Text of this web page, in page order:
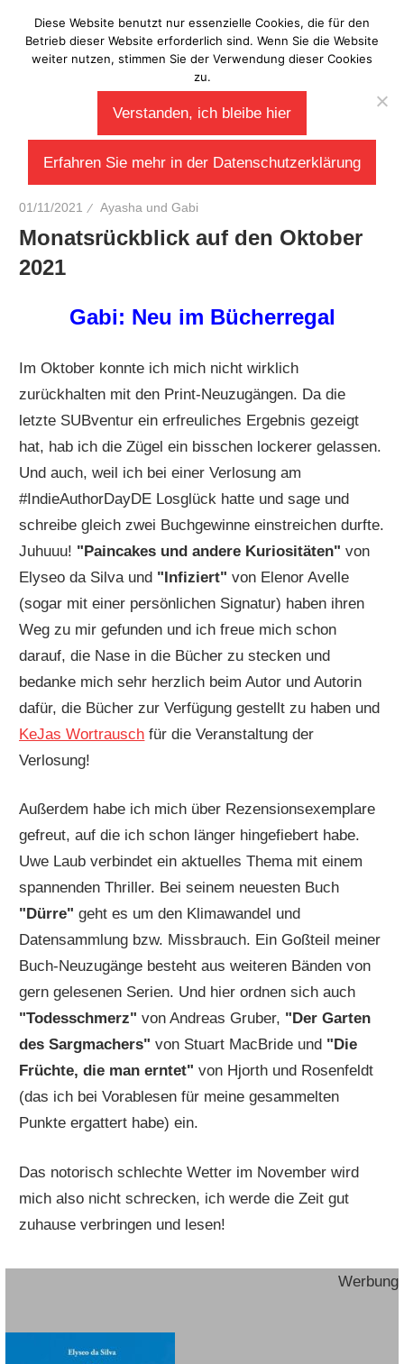
Inhalt
springen
Laberladen
01/11/2021 Ayasha und Gabi
Monatsrückblick auf den Oktober
2021
Gabi: Neu im Bücherregal
Im Oktober konnte ich mich nicht wirklich
zurückhalten mit den Print-Neuzugängen. Da die
letzte SUBventur ein erfreuliches Ergebnis gezeigt
hat, hab ich die Zügel ein bisschen lockerer gelassen.
Und auch, weil ich bei einer Verlosung am
#IndieAuthorDayDE Losglück hatte und sage und
schreibe gleich zwei Buchgewinne einstreichen durfte.
Juhuuu! "Paincakes und andere Kuriositäten" von
Elyseo da Silva und "Infiziert" von Elenor Avelle
(sogar mit einer persönlichen Signatur) haben ihren
Weg zu mir gefunden und ich freue mich schon
darauf, die Nase in die Bücher zu stecken und
bedanke mich sehr herzlich beim Autor und Autorin
dafür, die Bücher zur Verfügung gestellt zu haben und
KeJas Wortrausch für die Veranstaltung der
Verlosung!
Außerdem habe ich mich über Rezensionsexemplare
gefreut, auf die ich schon länger hingefiebert habe.
Uwe Laub verbindet ein aktuelles Thema mit einem
spannenden Thriller. Bei seinem neuesten Buch
"Dürre" geht es um den Klimawandel und
Datensammlung bzw. Missbrauch. Ein Goßteil meiner
Buch-Neuzugänge besteht aus weiteren Bänden von
gern gelesenen Serien. Und hier ordnen sich auch
"Todesschmerz" von Andreas Gruber, "Der Garten
des Sargmachers" von Stuart MacBride und "Die
Früchte, die man erntet" von Hjorth und Rosenfeldt
(das ich bei Vorablesen für meine gesammelten
Punkte ergattert habe) ein.
Das notorisch schlechte Wetter im November wird
mich also nicht schrecken, ich werde die Zeit gut
zuhause verbringen und lesen!
Werbung
Diese Website benutzt nur essenzielle Cookies, die für den
Betrieb dieser Website erforderlich sind. Wenn Sie die Website
weiter nutzen, stimmen Sie der Verwendung dieser Cookies
zu.
Verstanden, ich bleibe hier
Erfahren Sie mehr in der Datenschutzerklärung